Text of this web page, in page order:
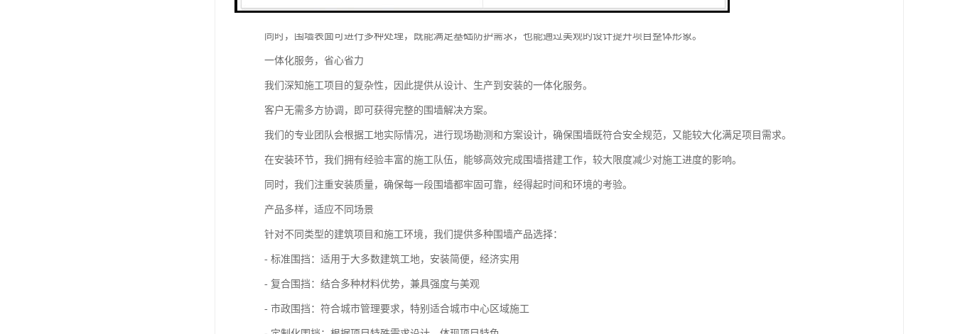
我们的围墙产品采用优质材料制造，结构稳固，抗风能力强，能够有效隔离施工区域，保障工地内外安全。
同时，围墙表面可进行多种处理，既能满足基础防护需求，也能通过美观的设计提升项目整体形象。
一体化服务，省心省力
我们深知施工项目的复杂性，因此提供从设计、生产到安装的一体化服务。
客户无需多方协调，即可获得完整的围墙解决方案。
我们的专业团队会根据工地实际情况，进行现场勘测和方案设计，确保围墙既符合安全规范，又能较大化满足项目需求。
在安装环节，我们拥有经验丰富的施工队伍，能够高效完成围墙搭建工作，较大限度减少对施工进度的影响。
同时，我们注重安装质量，确保每一段围墙都牢固可靠，经得起时间和环境的考验。
产品多样，适应不同场景
针对不同类型的建筑项目和施工环境，我们提供多种围墙产品选择：
- 标准围挡：适用于大多数建筑工地，安装简便，经济实用
- 复合围挡：结合多种材料优势，兼具强度与美观
- 市政围挡：符合城市管理要求，特别适合城市中心区域施工